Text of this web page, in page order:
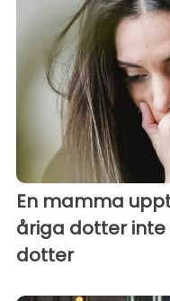
En mamma
åriga dotter inte
dotter